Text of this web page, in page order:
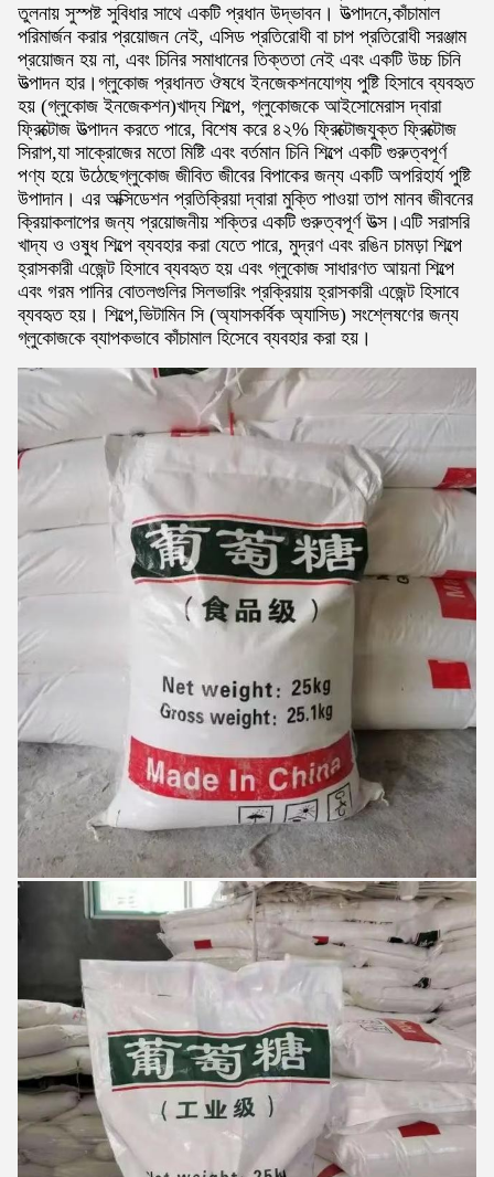
তুলনায় সুস্পষ্ট সুবিধার সাথে একটি প্রধান উদ্ভাবন। উত্পাদনে,কাঁচামাল
পরিমার্জন করার প্রয়োজন নেই, এসিড প্রতিরোধী বা চাপ প্রতিরোধী সরঞ্জাম
প্রয়োজন হয় না, এবং চিনির সমাধানের তিক্ততা নেই এবং একটি উচ্চ চিনি
উত্পাদন হার।গ্লুকোজ প্রধানত ঔষধে ইনজেকশনযোগ্য পুষ্টি হিসাবে ব্যবহৃত
হয় (গ্লুকোজ ইনজেকশন)খাদ্য শিল্পে, গ্লুকোজকে আইসোমেরাস দ্বারা
ফ্রিক্টোজ উত্পাদন করতে পারে, বিশেষ করে ৪২% ফ্রিক্টোজযুক্ত ফ্রিক্টোজ
সিরাপ,যা সাক্রোজের মতো মিষ্টি এবং বর্তমান চিনি শিল্পে একটি গুরুত্বপূর্ণ
পণ্য হয়ে উঠেছেগ্লুকোজ জীবিত জীবের বিপাকের জন্য একটি অপরিহার্য পুষ্টি
উপাদান। এর অক্সিডেশন প্রতিক্রিয়া দ্বারা মুক্তি পাওয়া তাপ মানব জীবনের
ক্রিয়াকলাপের জন্য প্রয়োজনীয় শক্তির একটি গুরুত্বপূর্ণ উত্স।এটি সরাসরি
খাদ্য ও ওষুধ শিল্পে ব্যবহার করা যেতে পারে, মুদ্রণ এবং রঙিন চামড়া শিল্পে
হ্রাসকারী এজেন্ট হিসাবে ব্যবহৃত হয় এবং গ্লুকোজ সাধারণত আয়না শিল্পে
এবং গরম পানির বোতলগুলির সিলভারিং প্রক্রিয়ায় হ্রাসকারী এজেন্ট হিসাবে
ব্যবহৃত হয়। শিল্পে,ভিটামিন সি (অ্যাসকর্বিক অ্যাসিড) সংশ্লেষণের জন্য
গ্লুকোজকে ব্যাপকভাবে কাঁচামাল হিসেবে ব্যবহার করা হয়।